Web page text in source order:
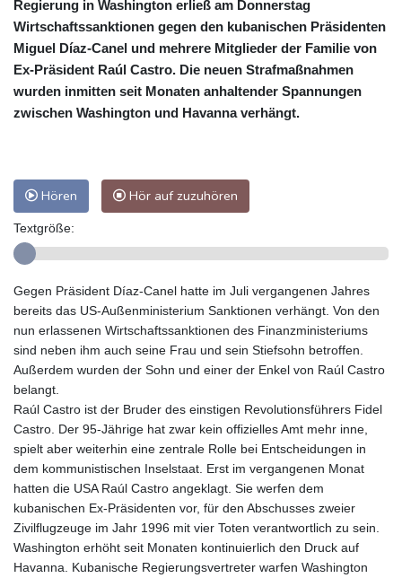
Regierung in Washington erließ am Donnerstag
Wirtschaftssanktionen gegen den kubanischen Präsidenten
Miguel Díaz-Canel und mehrere Mitglieder der Familie von
Ex-Präsident Raúl Castro. Die neuen Strafmaßnahmen
wurden inmitten seit Monaten anhaltender Spannungen
zwischen Washington und Havanna verhängt.
Hören Hör auf zuzuhören
Textgröße:
Gegen Präsident Díaz-Canel hatte im Juli vergangenen Jahres
bereits das US-Außenministerium Sanktionen verhängt. Von den
nun erlassenen Wirtschaftssanktionen des Finanzministeriums
sind neben ihm auch seine Frau und sein Stiefsohn betroffen.
Außerdem wurden der Sohn und einer der Enkel von Raúl Castro
belangt.
Raúl Castro ist der Bruder des einstigen Revolutionsführers Fidel
Castro. Der 95-Jährige hat zwar kein offizielles Amt mehr inne,
spielt aber weiterhin eine zentrale Rolle bei Entscheidungen in
dem kommunistischen Inselstaat. Erst im vergangenen Monat
hatten die USA Raúl Castro angeklagt. Sie werfen dem
kubanischen Ex-Präsidenten vor, für den Abschusses zweier
Zivilflugzeuge im Jahr 1996 mit vier Toten verantwortlich zu sein.
Washington erhöht seit Monaten kontinuierlich den Druck auf
Havanna. Kubanische Regierungsvertreter warfen Washington